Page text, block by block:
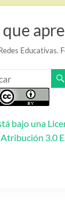
Educativas.
bajo una
3.0